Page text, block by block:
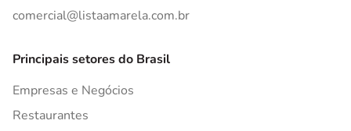
comercial@listaamarela.com.br
Principais setores do Brasil
Empresas e Negócios
Restaurantes